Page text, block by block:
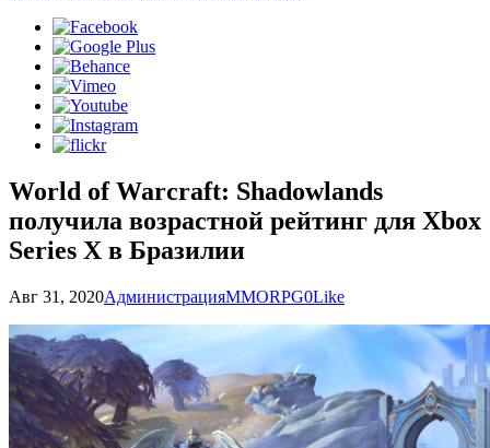
World of Warcraft: Shadowlands
получила возрастной рейтинг для Xbox
Series X в Бразилии
Авг 31, 2020АдминистрацияMMORPG0Like